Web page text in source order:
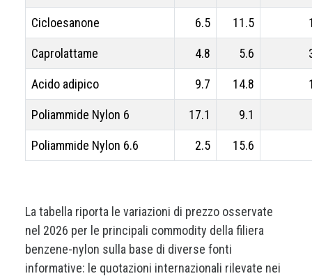
Cicloesanone 6.5 11.5
Caprolattame 4.8 5.6
Acido adipico 9.7 14.8
Poliammide Nylon 6 17.1 9.1
Poliammide Nylon 6.6 2.5 15.6
La tabella riporta le variazioni di prezzo osservate
nel 2026 per le principali commodity della filiera
benzene-nylon sulla base di diverse fonti
informative: le quotazioni internazionali rilevate nei